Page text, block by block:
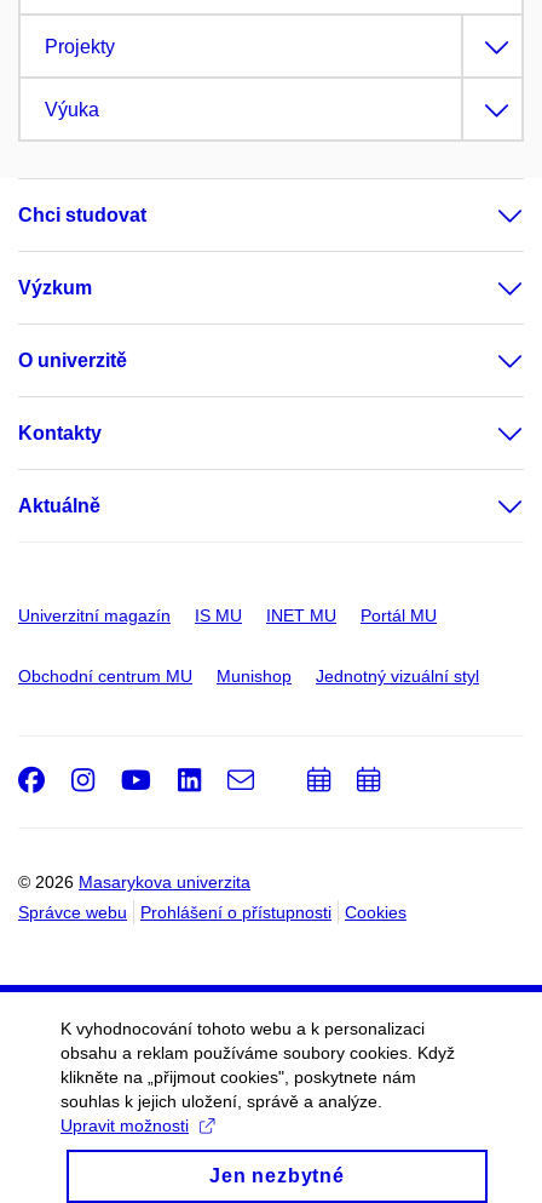
Projekty
Výuka
Chci studovat
Výzkum
O univerzitě
Kontakty
Aktuálně
Univerzitní magazín IS MU INET MU Portál MU
Obchodní centrum MU Munishop Jednotný vizuální styl
© 2026 Masarykova univerzita
Správce webu
Prohlášení o přístupnosti Cookies
Facebook
Instagram
Youtube
LinkedIn
e-
PřidatPřidat
K vyhodnocování tohoto webu a k personalizaci
obsahu a reklam používáme soubory cookies. Když
klikněte na „přijmout cookies", poskytnete nám
souhlas k jejich uložení, správě a analýze.
Upravit možnosti
Jen nezbytné